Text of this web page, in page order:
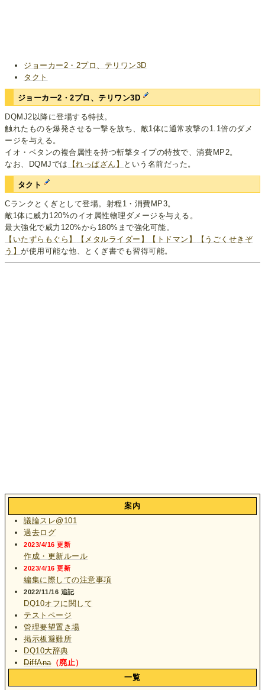
ジョーカー2・2プロ、テリワン3D
タクト
ジョーカー2・2プロ、テリワン3D
DQMJ2以降に登場する特技。
触れたものを爆発させる一撃を放ち、敵1体に通常攻撃の1.1倍のダメ
ージを与える。
イオ・ベタンの複合属性を持つ斬撃タイプの特技で、消費MP2。
なお、DQMJでは
【れっぱざん】 という名前だった。
タクト
Cランクとくぎとして登場。射程1・消費MP3。
敵1体に威力120%のイオ属性物理ダメージを与える。
最大強化で威力120%から180%まで強化可能。
【いたずらもぐら】
【メタルライダー】 【トドマン】
【うごくせきぞ
う】が使用可能な他、とくぎ書でも習得可能。
案内
議論スレ@101
過去ログ
2023/4/16 更新
作成・更新ルール
2023/4/16 更新
編集に際しての注意事項
2022/11/16 追記
DQ10オフに関して
テストページ
管理要望置き場
掲示板避難所
DQ10大辞典
DiffAna（廃止）
一覧